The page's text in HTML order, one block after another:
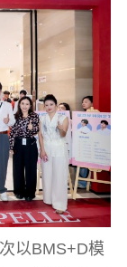
以BMS+D模